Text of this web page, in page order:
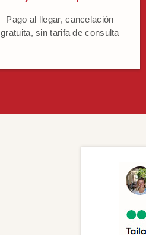
Pago al llegar, cancelación
gratuita, sin tarifa de consulta